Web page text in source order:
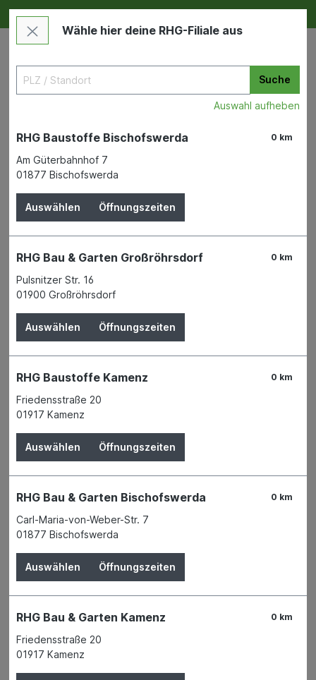
Deine RHG NEU ERLEBEN
Stallartikel
Korb-Mausefalle MouseCage
m.2 Eingaengen
Der Preis wird erst nach Wahl einer Filiale
angezeigt.
Zum Merkzettel hinzufügen
Verfügbarkeit
Produktnummer:
Wähle hier deine RHG-Filiale aus
Suche
Auswahl aufheben
0 km
RHG Baustoffe Bischofswerda
Am Güterbahnhof 7
01877 Bischofswerda
Auswählen Öffnungszeiten
0 km
RHG Bau & Garten Großröhrsdorf
Pulsnitzer Str. 16
01900 Großröhrsdorf
Auswählen Öffnungszeiten
0 km
RHG Baustoffe Kamenz
Friedensstraße 20
01917 Kamenz
Auswählen Öffnungszeiten
0 km
RHG Bau & Garten Bischofswerda
Carl-Maria-von-Weber-Str. 7
01877 Bischofswerda
Auswählen Öffnungszeiten
0 km
RHG Bau & Garten Kamenz
Friedensstraße 20
01917 Kamenz